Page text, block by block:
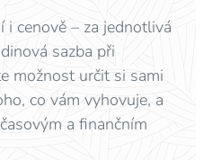
i cenově – za jednotlivá
sazba při
možnost určit si sami
co vám vyhovuje, a
a finančním